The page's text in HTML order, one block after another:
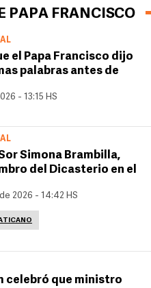
PAPA FRANCISCO
el Papa Francisco dijo
palabras antes de
- 13:15 HS
Simona Brambilla,
del Dicasterio en el
2026 - 14:42 HS
celebró que ministro